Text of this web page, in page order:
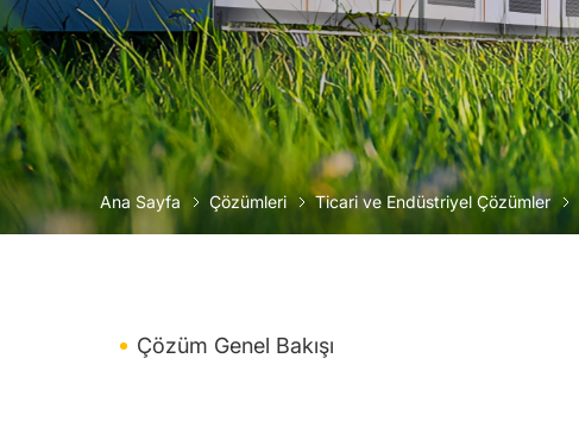
Ana Sayfa Çözümleri Ticari ve Endüstriyel Çözümler
Çözüm Genel Bakışı